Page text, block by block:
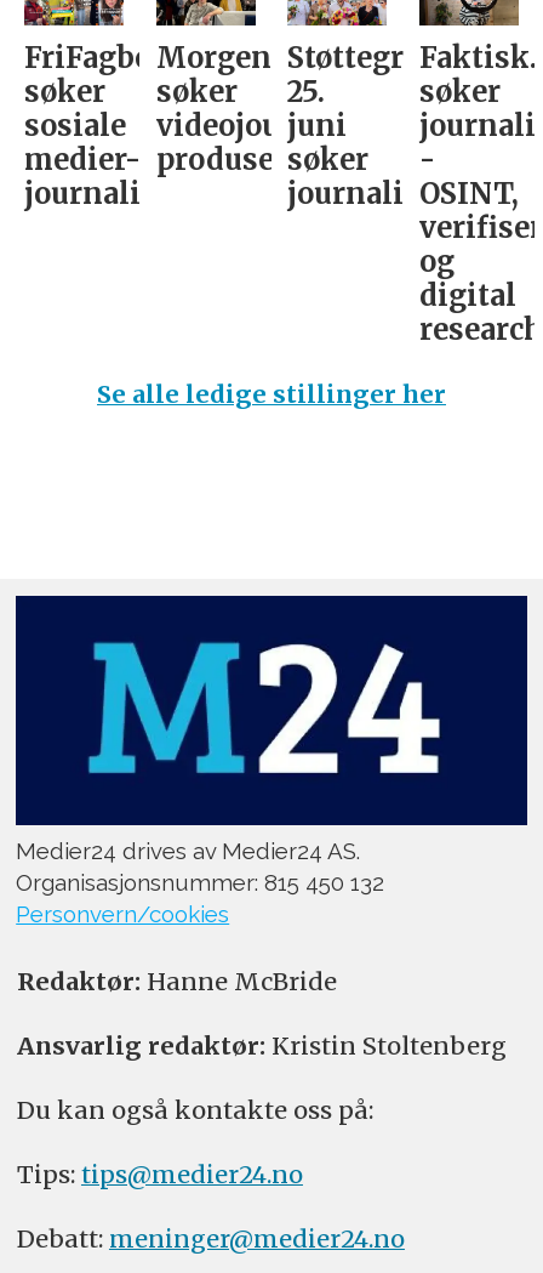
FriFagbevegelse
søker
sosiale
medier-
journalist
Morgenbladet
søker
videojournalist/podkast-
produsent
Støttegruppa
25.
juni
søker
journalist
søker
-
OSINT,
og
digital
research­
Se alle ledige stillinger her
Medier24 drives av Medier24 AS.
Organisasjonsnummer: 815 450 132
Personvern/cookies
Redaktør: Hanne McBride
Ansvarlig redaktør: Kristin Stoltenberg
Du kan også kontakte oss på:
Tips: tips@medier24.no
Debatt: meninger@medier24.no